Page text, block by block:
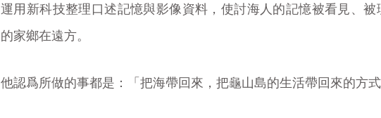
運用新科技整理口述記憶與影像資料，使討海人的記憶被看見、
的家鄉在遠方。
他認爲所做的事都是：「把海帶回來，把龜山島的生活帶回來的方式